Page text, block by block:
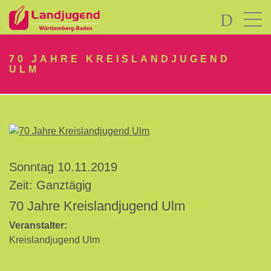
LOGIN
vergessen?
-
hier?
70 JAHRE KREISLANDJUGEND
ULM
Sonntag 10.11.2019
Zeit: Ganztägig
70 Jahre Kreislandjugend Ulm
Veranstalter:
Kreislandjugend Ulm